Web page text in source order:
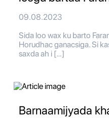
09.08.2023
Sida loo wax ku barto
Horudhac ganacsiga. Si
saxda ah i […]
Barnaamijyada